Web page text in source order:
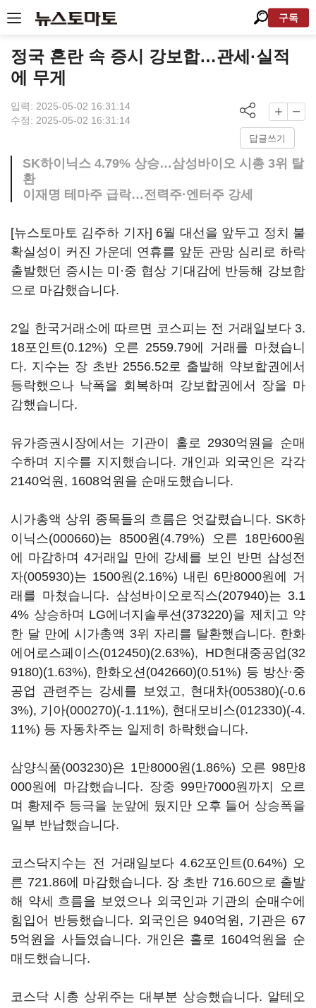
구독
정국 혼란 속 증시 강보합…관세·실적
에 무게
입력: 2025-05-02 16:31:14
수정: 2025-05-02 16:31:14
답글쓰기
SK하이닉스 4.79% 상승…삼성바이오 시총 3위 탈
환
이재명 테마주 급락…전력주·엔터주 강세
[뉴스토마토 김주하 기자] 6월 대선을 앞두고 정치 불
확실성이 커진 가운데 연휴를 앞둔 관망 심리로 하락
출발했던 증시는 미·중 협상 기대감에 반등해 강보합
으로 마감했습니다.
2일 한국거래소에 따르면 코스피는 전 거래일보다 3.
18포인트(0.12%) 오른 2559.79에 거래를 마쳤습니
다. 지수는 장 초반 2556.52로 출발해 약보합권에서
등락했으나 낙폭을 회복하며 강보합권에서 장을 마
감했습니다.
유가증권시장에서는 기관이 홀로 2930억원을 순매
수하며 지수를 지지했습니다. 개인과 외국인은 각각
2140억원, 1608억원을 순매도했습니다.
시가총액 상위 종목들의 흐름은 엇갈렸습니다. SK하
이닉스(000660)는 8500원(4.79%) 오른 18만600원
에 마감하며 4거래일 만에 강세를 보인 반면 삼성전
자(005930)는 1500원(2.16%) 내린 6만8000원에 거
래를 마쳤습니다. 삼성바이오로직스(207940)는 3.1
4% 상승하며 LG에너지솔루션(373220)을 제치고 약
한 달 만에 시가총액 3위 자리를 탈환했습니다. 한화
에어로스페이스(012450)(2.63%), HD현대중공업(32
9180)(1.63%), 한화오션(042660)(0.51%) 등 방산·중
공업 관련주는 강세를 보였고, 현대차(005380)(-0.6
3%), 기아(000270)(-1.11%), 현대모비스(012330)(-4.
11%) 등 자동차주는 일제히 하락했습니다.
삼양식품(003230)은 1만8000원(1.86%) 오른 98만8
000원에 마감했습니다. 장중 99만7000원까지 오르
며 황제주 등극을 눈앞에 뒀지만 오후 들어 상승폭을
일부 반납했습니다.
코스닥지수는 전 거래일보다 4.62포인트(0.64%) 오
른 721.86에 마감했습니다. 장 초반 716.60으로 출발
해 약세 흐름을 보였으나 외국인과 기관의 순매수에
힘입어 반등했습니다. 외국인은 940억원, 기관은 67
5억원을 사들였습니다. 개인은 홀로 1604억원을 순
매도했습니다.
코스닥 시총 상위주는 대부분 상승했습니다. 알테오